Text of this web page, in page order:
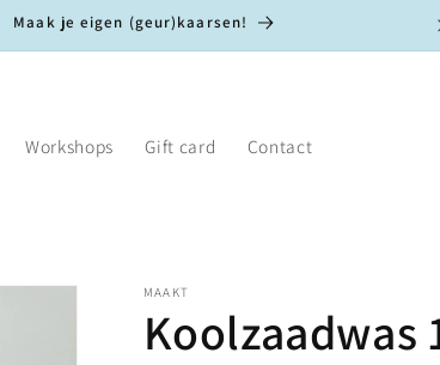
Maak je eigen (geur)kaarsen!
Workshops Gift card Contact
MAAKT
Koolzaadwas